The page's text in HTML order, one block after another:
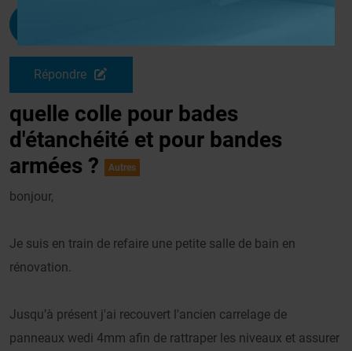
Répondre
quelle colle pour bades
d'étanchéité et pour bandes
armées ?
Autres
bonjour,
Je suis en train de refaire une petite salle de bain en
rénovation.
Jusqu’à présent j'ai recouvert l'ancien carrelage de
panneaux wedi 4mm afin de rattraper les niveaux et assurer